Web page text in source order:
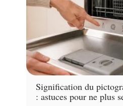
Signification du
: astuces pour ne plus